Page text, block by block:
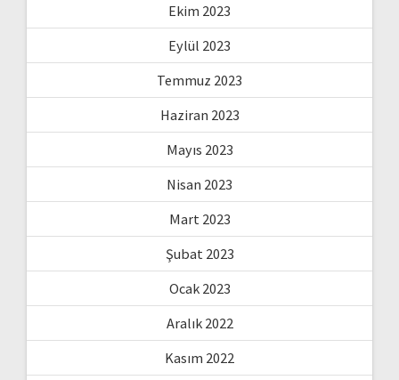
Ekim 2023
Eylül 2023
Temmuz 2023
Haziran 2023
Mayıs 2023
Nisan 2023
Mart 2023
Şubat 2023
Ocak 2023
Aralık 2022
Kasım 2022